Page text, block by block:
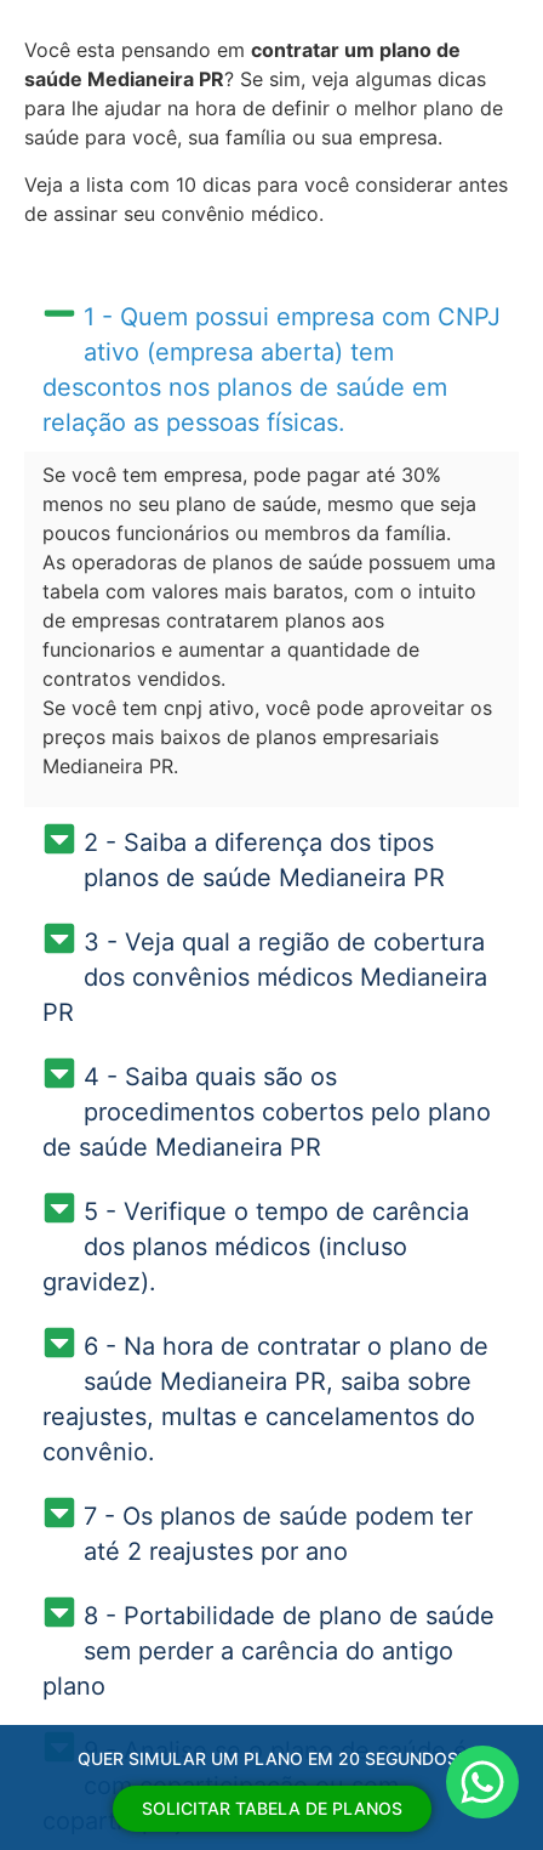
Você esta pensando em contratar um plano de
saúde Medianeira PR? Se sim, veja algumas dicas
para lhe ajudar na hora de definir o melhor plano de
saúde para você, sua família ou sua empresa.
Veja a lista com 10 dicas para você considerar antes
de assinar seu convênio médico.
1 - Quem possui empresa com CNPJ
ativo (empresa aberta) tem
descontos nos planos de saúde em
relação as pessoas físicas.
Se você tem empresa, pode pagar até 30%
menos no seu plano de saúde, mesmo que seja
poucos funcionários ou membros da família.
As operadoras de planos de saúde possuem uma
tabela com valores mais baratos, com o intuito
de empresas contratarem planos aos
funcionarios e aumentar a quantidade de
contratos vendidos.
Se você tem cnpj ativo, você pode aproveitar os
preços mais baixos de planos empresariais
Medianeira PR.
2 - Saiba a diferença dos tipos
planos de saúde Medianeira PR
3 - Veja qual a região de cobertura
dos convênios médicos Medianeira
PR
4 - Saiba quais são os
procedimentos cobertos pelo plano
de saúde Medianeira PR
5 - Verifique o tempo de carência
dos planos médicos (incluso
gravidez).
6 - Na hora de contratar o plano de
saúde Medianeira PR, saiba sobre
reajustes, multas e cancelamentos do
convênio.
7 - Os planos de saúde podem ter
até 2 reajustes por ano
8 - Portabilidade de plano de saúde
sem perder a carência do antigo
plano
9 - Analise se o plano de saúde é
com coparticipação ou sem
coparticipação
QUER SIMULAR UM PLANO EM 20 SEGUNDOS?
SOLICITAR TABELA DE PLANOS